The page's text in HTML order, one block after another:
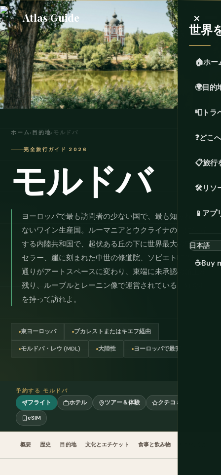
Atlas Guide ×
世界
🏠ホー
🌍目的
📮 トラ
❓どこ
📋旅行
🛠️リソ
📱 アプ
☕Buy
ホーム› 目的地› モルドバ
完全旅行ガイド 2026
モルドバ
ヨーロッパで最も訪問者の少ない国で、最も知られてい
ないワイン生産国。ルーマニアとウクライナの間に位置
する内陸共和国で、起伏ある丘の下に世界最大のワイン
セラー、崖に刻まれた中世の修道院、ソビエト時代の大
通りがアートスペースに変わり、東端に未承認の領土が
残り、ルーブルとレーニン像で運営されている。好奇心
を持って訪れよ。
東ヨーロッパ ブカレストまたはキエフ経由
モルドバ・レウ (MDL) 大陸性 ヨーロッパで最安
予約する モルドバ
フライト ホテル ツアー＆体験
クチコミ
eSIM
概要 歴史 目的地 文化とエチケット 食事と飲み物